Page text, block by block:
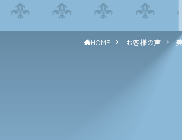
HOME お客様の声